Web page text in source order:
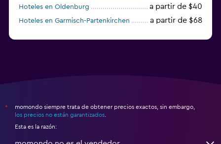
Hoteles en Oldenburg a partir de $40
Hoteles en Garmisch-Partenkirchen a partir de $68
*
momondo siempre trata de obtener precios exactos, sin embargo,
los precios no están garantizados
Esta es la razón: